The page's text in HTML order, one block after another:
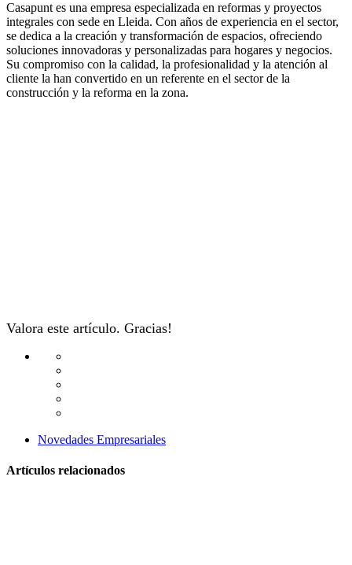
Casapunt es una empresa especializada en reformas y proyectos
integrales con sede en Lleida. Con años de experiencia en el sector,
se dedica a la creación y transformación de espacios, ofreciendo
soluciones innovadoras y personalizadas para hogares y negocios.
Su compromiso con la calidad, la profesionalidad y la atención al
cliente la han convertido en un referente en el sector de la
construcción y la reforma en la zona.
Valora este artículo. Gracias!
Novedades Empresariales
Artículos relacionados